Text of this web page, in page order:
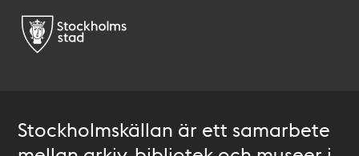
Stockholmskällan är ett samarbete